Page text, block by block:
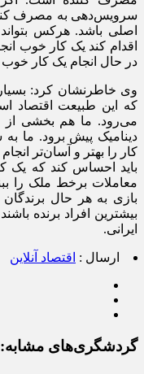
سرویس‌دهی به مصرف
اصلی باشد. هرکس
اقدام کند یک کار خوب
در حال انجام یک کار
وی خاطرنشان کرد:
که این طبیعت اقتصاد
می‌رود. ما هم بخشی از
دینامیک پیش برود. ما
کار را بهتر و آسان‌تر
باید احساس کند که یک
معاملات برخط ملک را
بازی به هر حال
بیشترین افراد برنده
ایرانی.
ارسال : اقتصاد آنلاین
گردشگری‌های مشابه: